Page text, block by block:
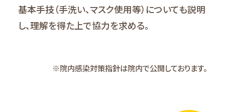
基本手技（手洗い、マスク使用等）についても説明
し、理解を得た上で協力を求める。
※院内感染対策指針は院内で公開しております。